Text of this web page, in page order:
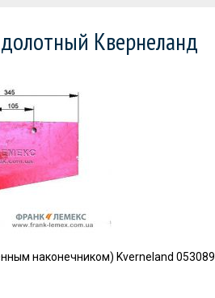
Квернеланд
наконечником) Kverneland 053089